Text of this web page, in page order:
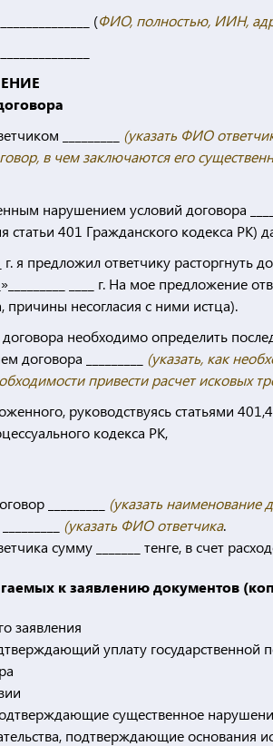
(ФИО, полностью, ИИН,
_________ (указать ФИО
в чем заключаются его
нарушением условий договора
статьи 401 Гражданского кодекса
г. я предложил ответчику
____ г. На мое предложение
причины несогласия с ними истца).
необходимо определить
договора _________ (указать, как
привести расчет исковых
руководствуясь статьями
кодекса РК,
_________ (указать наименование
(указать ФИО ответчика.
сумму _______ тенге, в счет
к заявлению документов
заявления
уплату государственной
существенное
подтверждающие основания